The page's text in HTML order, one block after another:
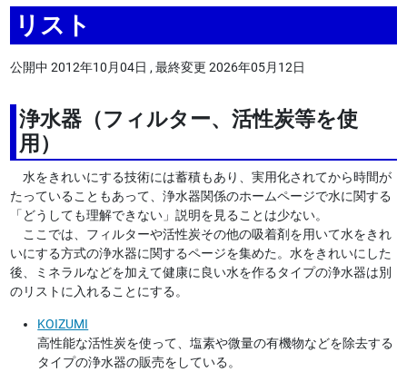
リスト
公開中 2012年10月04日 ,最終変更 2026年05月12日
浄水器（フィルター、活性炭等を使
用）
水をきれいにする技術には蓄積もあり、実用化されてから時間が
たっていることもあって、浄水器関係のホームページで水に関する
「どうしても理解できない」説明を見ることは少ない。
ここでは、フィルターや活性炭その他の吸着剤を用いて水をきれ
いにする方式の浄水器に関するページを集めた。水をきれいにした
後、ミネラルなどを加えて健康に良い水を作るタイプの浄水器は別
のリストに入れることにする。
KOIZUMI
高性能な活性炭を使って、塩素や微量の有機物などを除去する
タイプの浄水器の販売をしている。